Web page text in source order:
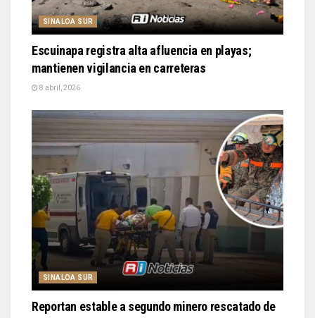
SINALOA SUR
Escuinapa registra alta afluencia en playas;
mantienen vigilancia en carreteras
8 abril, 2026
SINALOA SUR
Reportan estable a segundo minero rescatado de